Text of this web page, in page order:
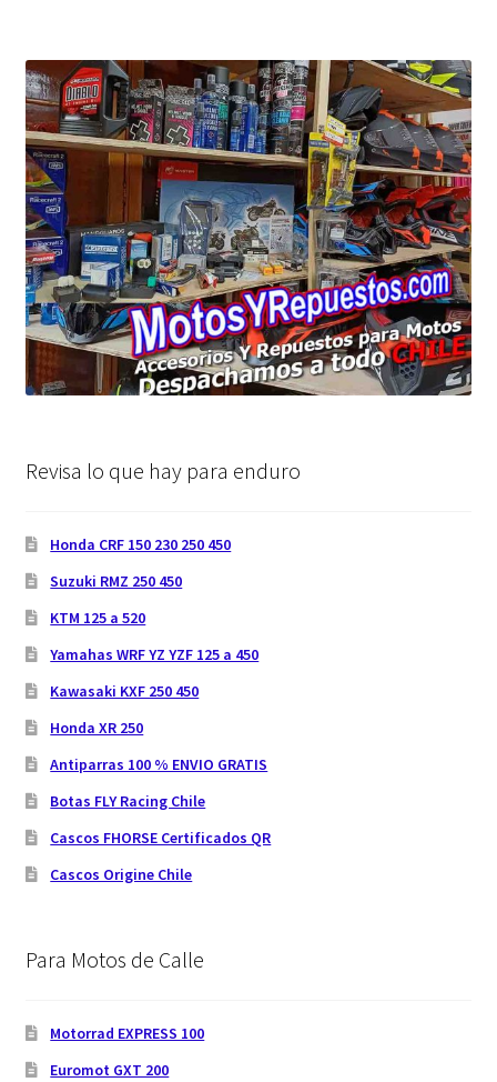
Revisa lo que hay para enduro
Honda CRF 150 230 250 450
Suzuki RMZ 250 450
KTM 125 a 520
Yamahas WRF YZ YZF 125 a 450
Kawasaki KXF 250 450
Honda XR 250
Antiparras 100 % ENVIO GRATIS
Botas FLY Racing Chile
Cascos FHORSE Certificados QR
Cascos Origine Chile
Para Motos de Calle
Motorrad EXPRESS 100
Euromot GXT 200